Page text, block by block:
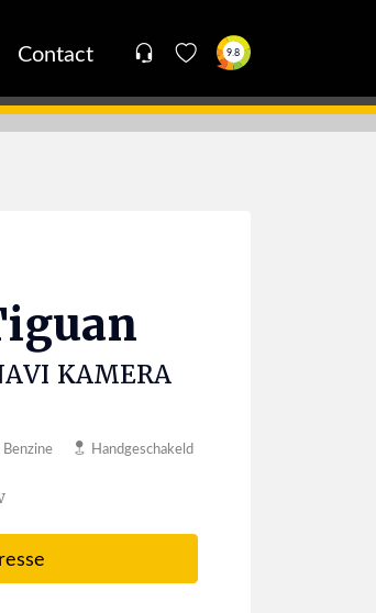
Contact 9.8
KAMERA
Benzine Handgeschakeld